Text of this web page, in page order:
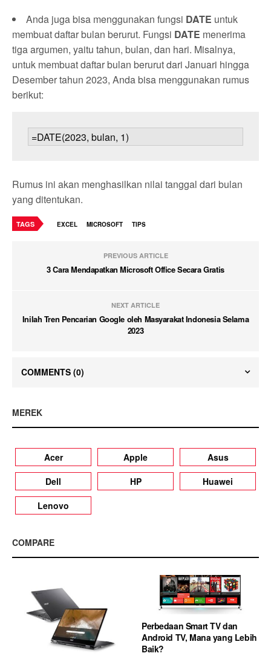
Anda juga bisa menggunakan fungsi DATE untuk
membuat daftar bulan berurut. Fungsi DATE menerima
tiga argumen, yaitu tahun, bulan, dan hari. Misalnya,
untuk membuat daftar bulan berurut dari Januari hingga
Desember tahun 2023, Anda bisa menggunakan rumus
berikut:
Rumus ini akan menghasilkan nilai tanggal dari bulan
yang ditentukan.
TAGS EXCEL MICROSOFT TIPS
PREVIOUS ARTICLE
3 Cara Mendapatkan Microsoft Office Secara Gratis
NEXT ARTICLE
Inilah Tren Pencarian Google oleh Masyarakat Indonesia Selama
2023
COMMENTS (0)
MEREK
Acer Apple
Asus
Dell
HP
Huawei
Lenovo
COMPARE
Perbedaan Smart TV dan
Android TV, Mana yang Lebih
Baik?